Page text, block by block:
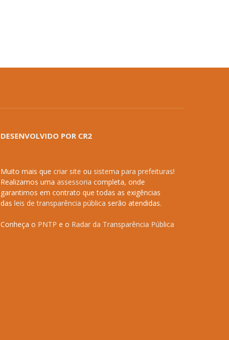
DESENVOLVIDO POR CR2
Muito mais que criar site ou sistema para prefeituras!
Realizamos uma assessoria completa, onde
garantimos em contrato que todas as exigências
das leis de transparência pública serão atendidas.
Conheça o PNTP e o Radar da Transparência Pública